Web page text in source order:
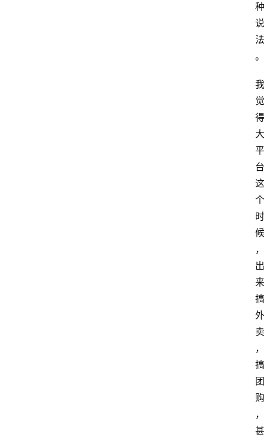
种
说
法
。
我
觉
得
大
平
台
这
个
时
候
，
出
来
搞
外
卖
，
搞
团
购
，
甚